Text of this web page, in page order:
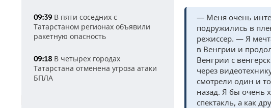
09:39 В пяти соседних с
Татарстаном регионах объявили
ракетную опасность
09:18 В четырех городах
Татарстана отменена угроза атаки
БПЛА
— Меня очень
подружились в
режиссер. — Я
в Венгрии и
Венгрии с
через
смотрели один и
назад. Я бы очень
спектакль, а как